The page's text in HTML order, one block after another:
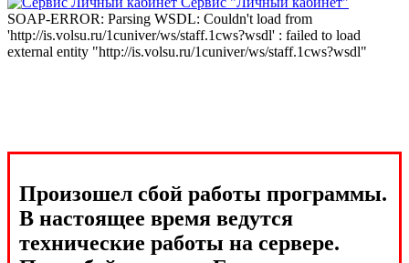
SOAP-ERROR: Parsing WSDL: Couldn't load from
'http://is.volsu.ru/1cuniver/ws/staff.1cws?wsdl' : failed to load
external entity "http://is.volsu.ru/1cuniver/ws/staff.1cws?wsdl"
Произошел сбой работы программы.
В настоящее время ведутся
технические работы на сервере.